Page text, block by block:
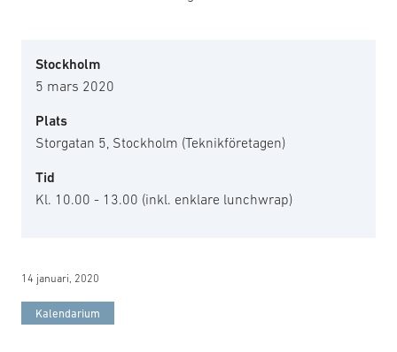
Stockholm
5 mars 2020
Plats
Storgatan 5, Stockholm (Teknikföretagen)
Tid
Kl. 10.00 - 13.00 (inkl. enklare lunchwrap)
14 januari, 2020
Kalendarium